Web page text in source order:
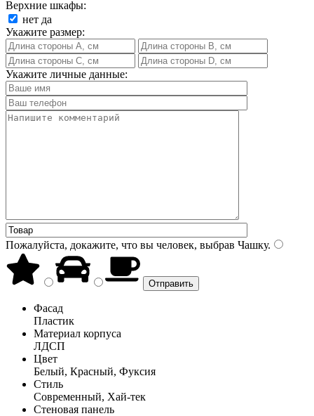
Верхние шкафы:
нет да
Укажите размер:
Укажите личные данные:
Пожалуйста, докажите, что вы человек, выбрав Чашку.
Фасад
Пластик
Материал корпуса
ЛДСП
Цвет
Белый, Красный, Фуксия
Стиль
Современный, Хай-тек
Стеновая панель